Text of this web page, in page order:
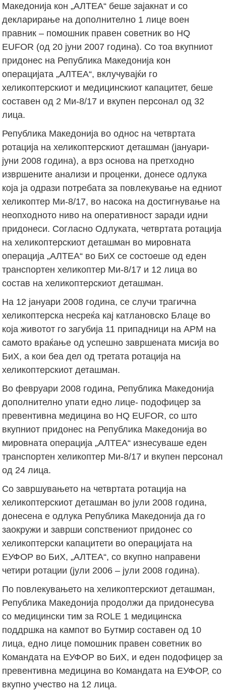
Македонија кон „АЛТЕА“ беше зајакнат и со
декларирање на дополнително 1 лице воен
правник – помошник правен советник во HQ
EUFOR (од 20 јуни 2007 година). Со тоа вкупниот
придонес на Република Македонија кон
операцијата „АЛТЕА“, вклучувајќи го
хеликоптерскиот и медицинскиот капацитет, беше
составен од 2 Ми-8/17 и вкупен персонал од 32
лица.
Република Македонија во однос на четвртата
ротација на хеликоптерскиот деташман (јануари-
јуни 2008 година), а врз основа на претходно
извршените анализи и проценки, донесе одлука
која ја одрази потребата за повлекување на едниот
хеликоптер Ми-8/17, во насока на достигнување на
неопходното ниво на оперативност заради идни
придонеси. Согласно Одлуката, четвртата ротација
на хеликоптерскиот деташман во мировната
операција „АЛТЕА“ во БиХ се состоеше од еден
транспортен хеликоптер Ми-8/17 и 12 лица во
состав на хеликоптерскиот деташман.
На 12 јануари 2008 година, се случи трагична
хеликоптерска несреќа кај катлановско Блаце во
која животот го загубија 11 припадници на АРМ на
самото враќање од успешно завршената мисија во
БиХ, а кои беа дел од третата ротација на
хеликоптерскиот деташман.
Во февруари 2008 година, Република Македонија
дополнително упати едно лице- подофицер за
превентивна медицина во HQ EUFOR, со што
вкупниот придонес на Република Македонија во
мировната операција „АЛТЕА“ изнесуваше еден
транспортен хеликоптер Ми-8/17 и вкупен персонал
од 24 лица.
Со завршувањето на четвртата ротација на
хеликоптерскиот деташман во јули 2008 година,
донесена е одлука Република Македонија да го
заокружи и заврши сопствениот придонес со
хеликоптерски капацитети во операцијата на
ЕУФОР во БиХ, „АЛТЕА“, со вкупно направени
четири ротации (јули 2006 – јули 2008 година).
По повлекувањето на хеликоптерскиот деташман,
Република Македонија продолжи да придонесува
со медицински тим за ROLE 1 медицинска
поддршка на кампот во Бутмир составен од 10
лица, едно лице помошник правен советник во
Командата на ЕУФОР во БиХ, и еден подофицер за
превентивна медицина во Командата на ЕУФОР, со
вкупно учество на 12 лица.